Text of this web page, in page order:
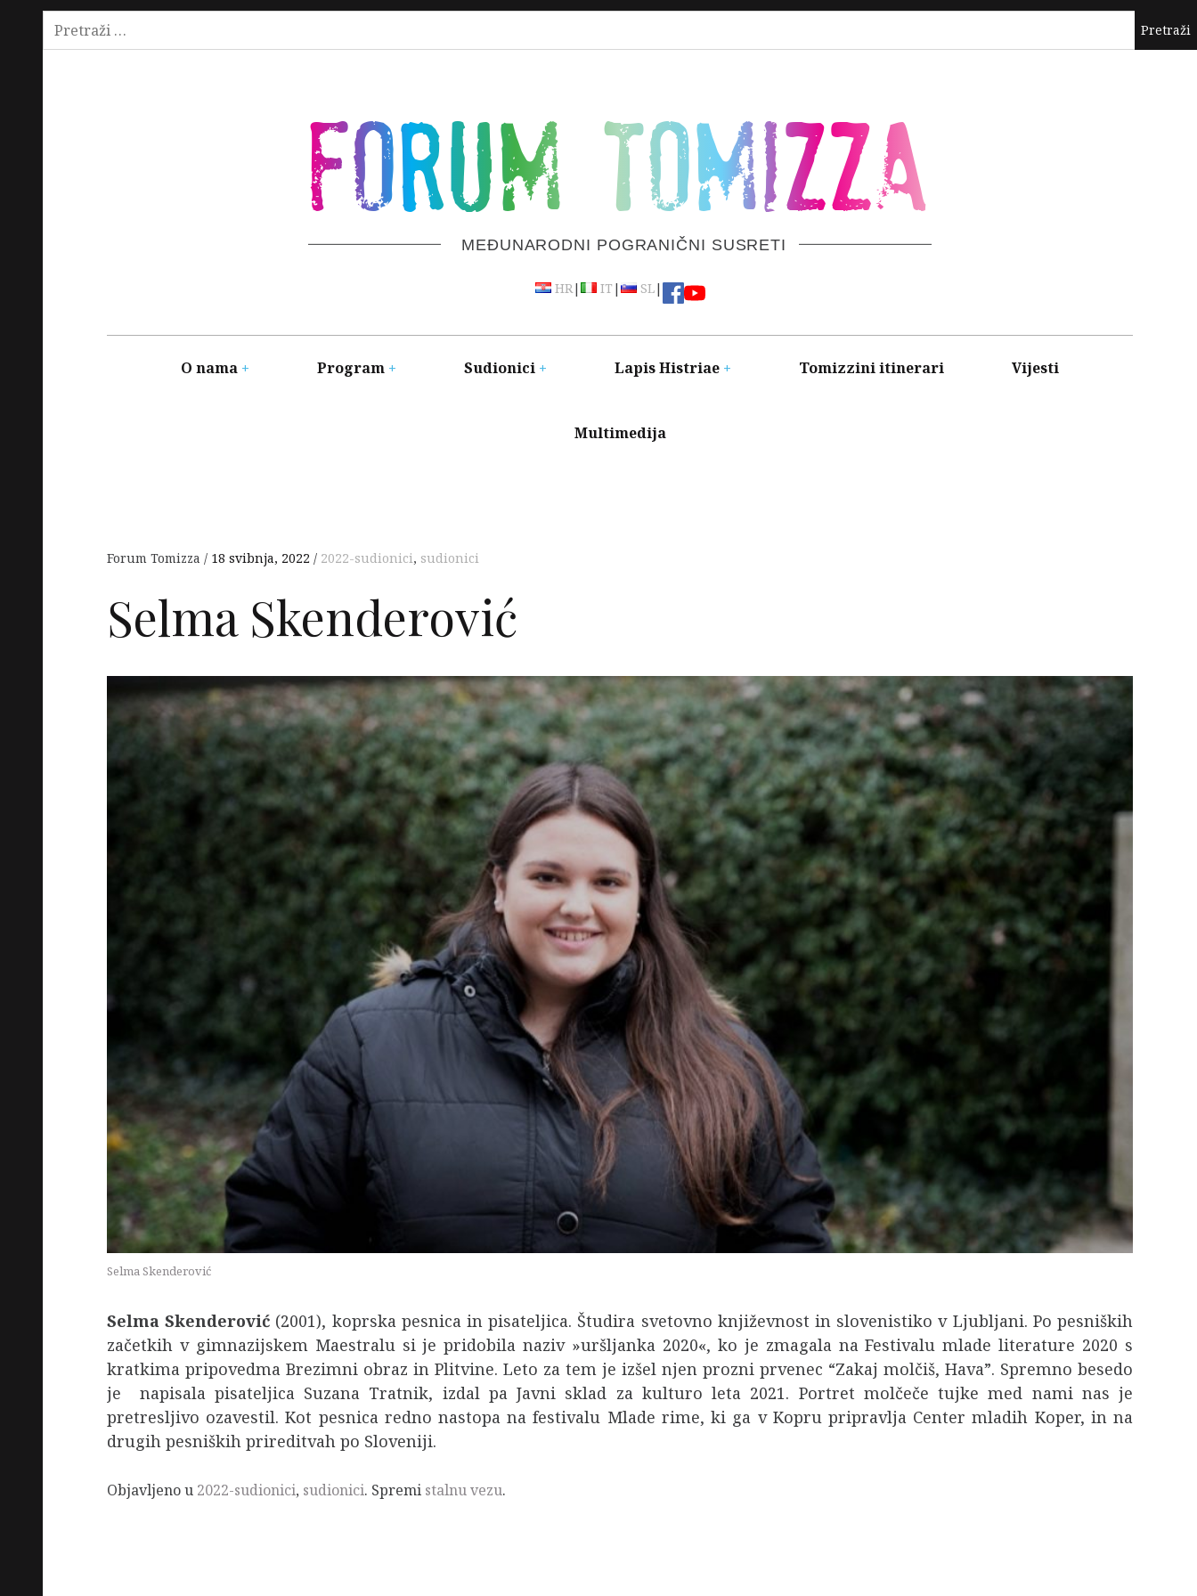
Pretraži:
Skip
FORUM TOMIZZA
MEĐUNARODNI POGRANIČNI SUSRETI
HR| IT | SL|
O nama Program Sudionici Lapis Histriae Tomizzini itinerari Vijesti
Multimedija
Forum Tomizza 18 svibnja, 2022 2022-sudionici, sudionici
Selma Skenderović
Selma Skenderović
Selma Skenderović (2001), koprska pesnica in pisateljica. Študira svetovno književnost in slovenistiko v Ljubljani. Po pesniških
začetkih v gimnazijskem Maestralu si je pridobila naziv »uršljanka 2020«, ko je zmagala na Festivalu mlade literature 2020 s
kratkima pripovedma Brezimni obraz in Plitvine. Leto za tem je izšel njen prozni prvenec “Zakaj molčiš, Hava”. Spremno besedo
je napisala pisateljica Suzana Tratnik, izdal pa Javni sklad za kulturo leta 2021. Portret molčeče tujke med nami nas je
pretresljivo ozavestil. Kot pesnica redno nastopa na festivalu Mlade rime, ki ga v Kopru pripravlja Center mladih Koper, in na
drugih pesniških prireditvah po Sloveniji.
Objavljeno u 2022-sudionici, sudionici. Spremi stalnu vezu.